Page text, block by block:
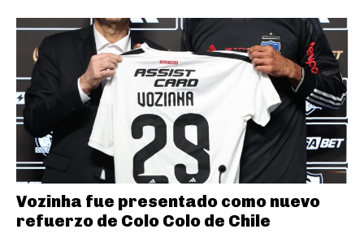
Vozinha fue presentado como nuevo
refuerzo de Colo Colo de Chile